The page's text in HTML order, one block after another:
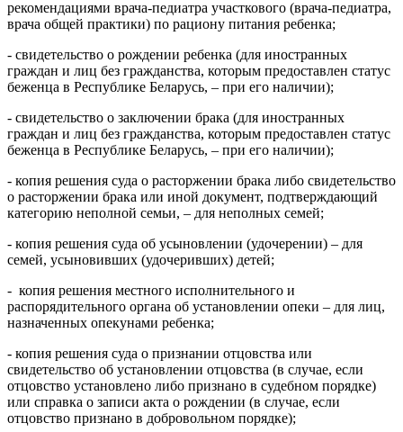
рекомендациями врача-педиатра участкового (врача-педиатра,
врача общей практики) по рациону питания ребенка;
- свидетельство о рождении ребенка (для иностранных
граждан и лиц без гражданства, которым предоставлен статус
беженца в Республике Беларусь, – при его наличии);
- свидетельство о заключении брака (для иностранных
граждан и лиц без гражданства, которым предоставлен статус
беженца в Республике Беларусь, – при его наличии);
- копия решения суда о расторжении брака либо свидетельство
о расторжении брака или иной документ, подтверждающий
категорию неполной семьи, – для неполных семей;
- копия решения суда об усыновлении (удочерении) – для
семей, усыновивших (удочеривших) детей;
- копия решения местного исполнительного и
распорядительного органа об установлении опеки – для лиц,
назначенных опекунами ребенка;
- копия решения суда о признании отцовства или
свидетельство об установлении отцовства (в случае, если
отцовство установлено либо признано в судебном порядке)
или справка о записи акта о рождении (в случае, если
отцовство признано в добровольном порядке);